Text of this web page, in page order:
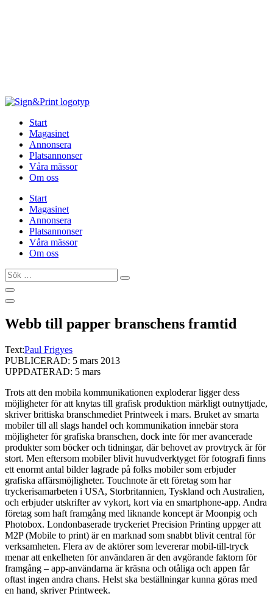
Start
Magasinet
Annonsera
Platsannonser
Våra mässor
Om oss
Start
Magasinet
Annonsera
Platsannonser
Våra mässor
Om oss
Sök
…
Webb till papper branschens framtid
Text:Paul Frigyes
PUBLICERAD: 5 mars 2013
UPPDATERAD: 5 mars
Trots att den mobila kommunikationen exploderar ligger dess
möjligheter för att knytas till grafisk produktion märkligt outnyttjade,
skriver brittiska branschmediet Printweek i mars. Bruket av smarta
mobiler till all slags handel och kommunikation innebär stora
möjligheter för grafiska branschen, dock inte för mer avancerade
produkter som böcker och tidningar, där behovet av provtryck är för
stort. Men eftersom mobiler blivit huvudverktyget för fotografi finns
ett enormt antal bilder lagrade på folks mobiler som erbjuder
grafiska affärsmöjligheter. Touchnote är ett företag som har
tryckerisamarbeten i USA, Storbritannien, Tyskland och Australien,
och erbjuder utskrifter av vykort, kort via en smartphone-app. Andra
företag som haft framgång med liknande koncept är Moonpig och
Photobox. Londonbaserade tryckeriet Precision Printing uppger att
M2P (Mobile to print) är en marknad som snabbt blivit central för
verksamheten. Flera av de aktörer som levererar mobil-till-tryck
menar att enkelheten för användaren är den avgörande faktorn för
framgång – app-användarna är kräsna och otåliga och appen får
oftast ingen andra chans. Helst ska beställningar kunna göras med
en hand, skriver Printweek.